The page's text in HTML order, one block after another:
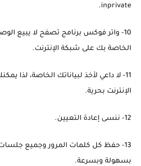
inprivate.
10- واتر فوكس برنامج تصفح لا يبيع
الخاصة بك على شبكة الإنترنت.
11- لا داعي لأخذ لبياناتك الخاصة، لذا
الإنترنت بحرية.
12- ننسى إعادة التعيين.
13- حفظ كل كلمات المرور وجميع
بسهولة وبسرعة.